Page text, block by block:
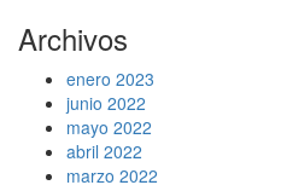
Archivos
enero 2023
junio 2022
mayo 2022
abril 2022
marzo 2022